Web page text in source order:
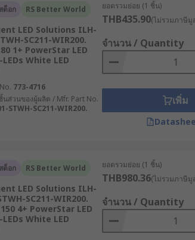
leads, solders, universal connectors,
ต็อก RS Better World
LED Solutions ILH-
SC211-WIR200.
80 1+ PowerStar LED
White LED
773-4716
นส่วนของผู้ผลิต / Mfr. Part No.
STWH-SC211-WIR200.
ยอดรวมย่อย (1 ชิ้น)
THB435.90(ไม่รวมภาษีมู
จำนวน / Quantity
เพิ่ม
ต็อก RS Better World
LED Solutions ILH-
SC211-WIR200.
150 4+ PowerStar LED
White LED
ยอดรวมย่อย (1 ชิ้น)
THB980.36(ไม่รวมภาษีมู
จำนวน / Quantity